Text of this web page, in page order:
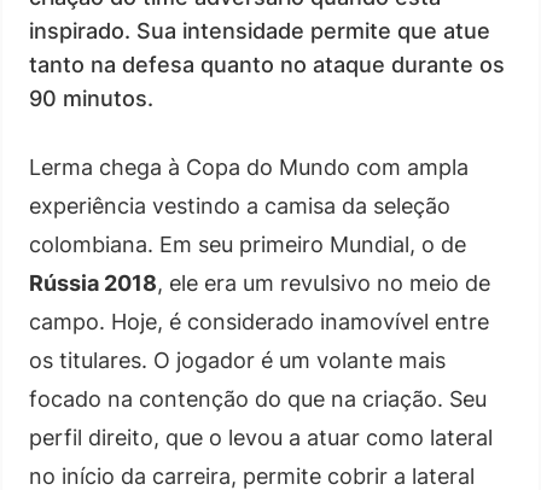
inspirado. Sua intensidade permite que atue
tanto na defesa quanto no ataque durante os
90 minutos.
Lerma chega à Copa do Mundo com ampla
experiência vestindo a camisa da seleção
colombiana. Em seu primeiro Mundial, o de
Rússia 2018, ele era um revulsivo no meio de
campo. Hoje, é considerado inamovível entre
os titulares. O jogador é um volante mais
focado na contenção do que na criação. Seu
perfil direito, que o levou a atuar como lateral
no início da carreira, permite cobrir a lateral